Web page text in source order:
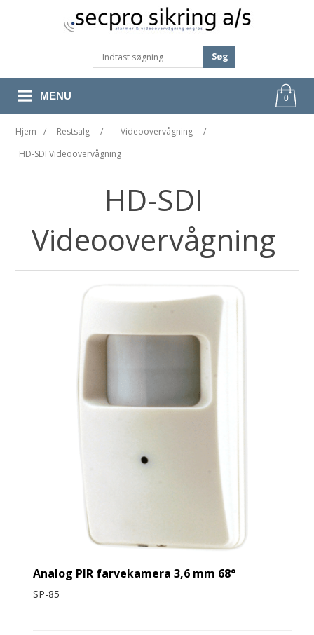
Søg
0
MENU
Hjem / Restsalg / Videoovervågning
/
HD-SDI Videoovervågning
HD-SDI
Videoovervågning
Analog PIR farvekamera 3,6 mm 68°
SP-85